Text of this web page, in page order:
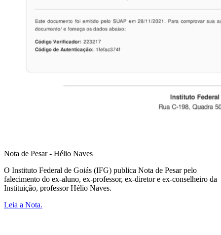
Nota de Pesar - Hélio Naves
O Instituto Federal de Goiás (IFG) publica Nota de Pesar pelo
falecimento do ex-aluno, ex-professor, ex-diretor e ex-conselheiro da
Instituição, professor Hélio Naves.
Leia a Nota.